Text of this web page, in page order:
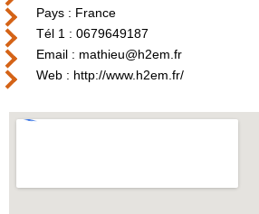
Pays : France
Tél 1 : 0679649187
Email : mathieu@h2em.fr
Web : http://www.h2em.fr/